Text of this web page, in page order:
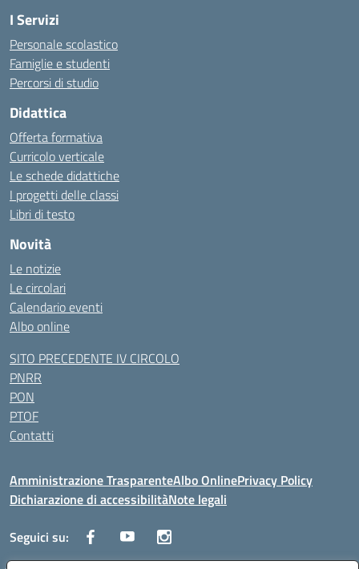
I Servizi
Personale scolastico
Famiglie e studenti
Percorsi di studio
Didattica
Offerta formativa
Curricolo verticale
Le schede didattiche
I progetti delle classi
Libri di testo
Novità
Le notizie
Le circolari
Calendario eventi
Albo online
SITO PRECEDENTE IV CIRCOLO
PNRR
PON
PTOF
Contatti
Amministrazione TrasparenteAlbo OnlinePrivacy Policy
Dichiarazione di accessibilitàNote legali
Seguici su: